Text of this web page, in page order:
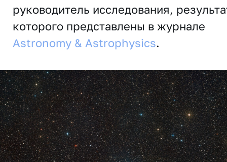
руководитель исследования,
которого представлены в журнале
Astronomy & Astrophysics.